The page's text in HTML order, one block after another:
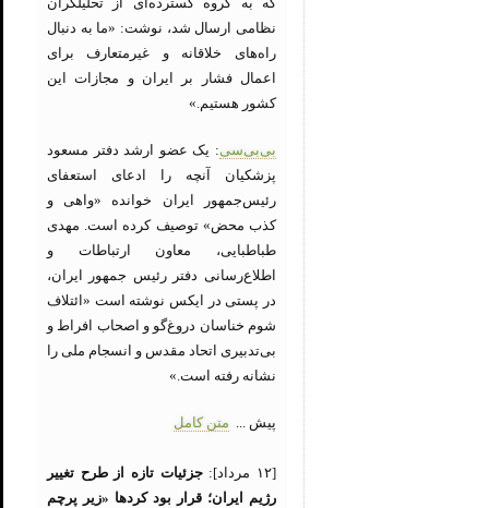
نظامی ارسال شد، نوشت: «ما به دنبال
راه‌های خلاقانه و غیرمتعارف برای
اعمال فشار بر ایران و مجازات این
کشور هستیم.»
بی‌بی‌سی: یک عضو ارشد دفتر مسعود
پزشکیان آنچه را ادعای استعفای
رئیس‌جمهور ایران خوانده «واهی و
کذب محض» توصیف کرده است. مهدی
طباطبایی، معاون ارتباطات و
اطلاع‌رسانی دفتر رئیس جمهور ایران،
در پستی در ایکس نوشته است «ائتلاف
شوم خناسان دروغ‌گو و اصحاب افراط و
بی‌تدبیری اتحاد مقدس و انسجام ملی را
نشانه رفته است.»
پیش ... متن کامل
[۱۲ مرداد]:
جزئیات تازه از طرح تغییر
رژیم ایران؛ قرار بود کردها «زیر پرچم